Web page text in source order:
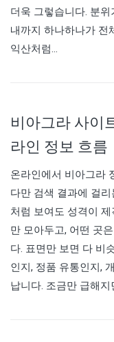
더욱 그렇습니다. 분
내까지 하나하나가 전
익산처럼…
비아그라 사이
라인 정보 흐름
온라인에서 비아그라
다만 검색 결과에 걸리
처럼 보여도 성격이
만 모아두고, 어떤 곳
다. 표면만 보면 다 비
인지, 정품 유통인지,
납니다. 조금만 급해지